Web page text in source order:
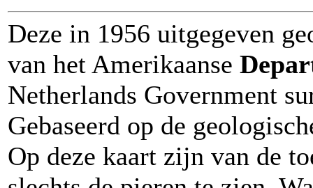
Deze in 1956 uitgegeven
van het Amerikaanse
Netherlands Government
Gebaseerd op de
Op deze kaart zijn van de